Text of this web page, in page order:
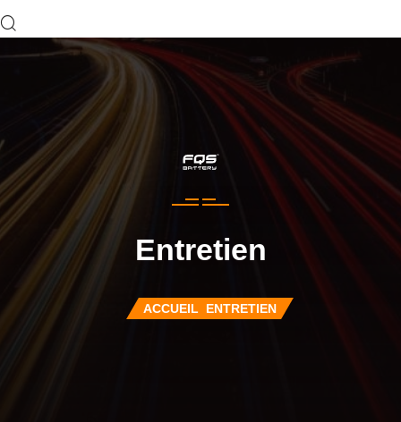
Entretien
ACCUEIL ENTRETIEN